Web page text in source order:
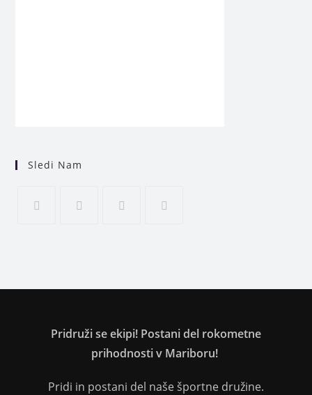
Sledi Nam
Pridruži se ekipi! Postani del rokometne
prihodnosti v Mariboru!
Pridi in postani del naše športne družine.